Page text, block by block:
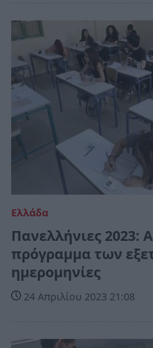
Ελλάδα
Πανελλήνιες 2023:
πρόγραμμα των
ημερομηνίες
24 Απριλίου 2023 21:08